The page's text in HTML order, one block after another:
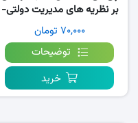
بر نظریه های مدیریت دولتی-
طهماسبی PDF
۷۰,۰۰۰ تومان
توضیحات
خرید